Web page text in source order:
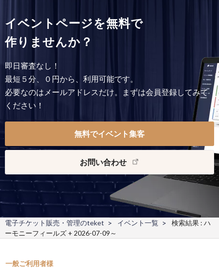
イベントページを無料で
作りませんか？
即日審査なし！
最短５分、０円から、利用可能です。
必要なのはメールアドレスだけ。まずは会員登録してみて
ください！
無料でイベント集客
お問い合わせ
電子チケット販売・管理のteket イベント一覧
検索結果 : ハ
ーモニーフィールズ + 2026-07-09～
一般ご利用者様